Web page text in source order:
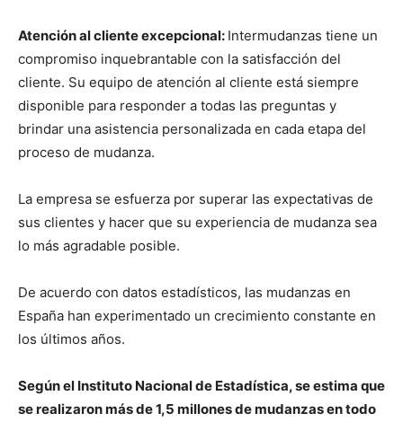
Atención al cliente excepcional: Intermudanzas tiene un
compromiso inquebrantable con la satisfacción del
cliente. Su equipo de atención al cliente está siempre
disponible para responder a todas las preguntas y
brindar una asistencia personalizada en cada etapa del
proceso de mudanza.
La empresa se esfuerza por superar las expectativas de
sus clientes y hacer que su experiencia de mudanza sea
lo más agradable posible.
De acuerdo con datos estadísticos, las mudanzas en
España han experimentado un crecimiento constante en
los últimos años.
Según el Instituto Nacional de Estadística, se estima que
se realizaron más de 1,5 millones de mudanzas en todo